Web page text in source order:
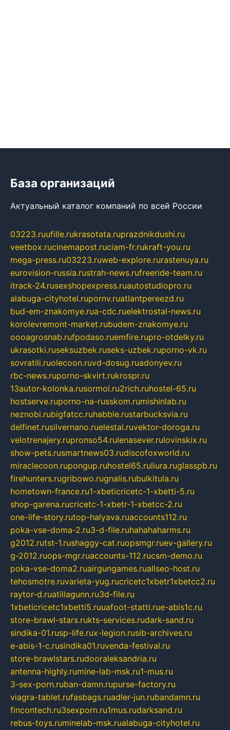
База организаций
Актуальный каталог компаний по всей России
03223.ruufille.rukrasotata.ruprazdnikdushi.ru
veetbox.rucinemapost.ruciam-fr.rukraft-you.ru
mega-press.ru03223.ruweb-explore.rurastenuya.ru
eurovision-russia.rustrah-news.rufreeride-team.ru
itrack-24.rusexshopexpress.ruautostudiopro.ru
alabuga-cityhotel.rupornv.ruatlantpereezd.ru
bud-em-znakomye.rua-cdc.ruelektrostal-news.ru
korolevremont-market.rubudem-znakomye.ru
oooagrosnab.rufpodaso.ruemfire.rupro-otdelky.ru
ukrasotki.ruseksuzbek.ruseks-uzbek.ruporno-vk.ru
sovratili.ruolecoon.ruvd-dosug.ruadonyev.ru
rbc-news.ruporno-skvirt.rukrospr.ru
13autor-kolonka.rusormol.ru2rich.ruhostel-65.ru
hostserve.ruporno-na-russkom.rumishinlab.ru
neznobi.rubigfatcc.ruhabble.rustarbucksvia.ru
delfinet.rusilvernano.ruelestal.ruvektor-doroga.ru
velotrenajery.rupronso54.rulenasever.rulovinskix.ru
show-pets.rusmartnews03.rudiscofoxworld.ru
miraclecoon.rupongup.ruhostel65.ruliura.ruglasspb.ru
firehunters.rugribowo.rugnalis.rubulkitula.ru
hometown-france.ru1-xbeticricetc-1-xbetti-5.ru
shop-garena.rucricetc-1-xbetr-1-xbetcc-2.ru
one-life-story.rutop-halyava.ruaccounts112.ru
poka-vse-doma-2.ru3-d-file.ruhahahaharms.ru
g2012.rutst-1.rushaggy-cat.ruopsmgr.ruev-gallery.ru
g-2012.ruops-mgr.ruaccounts-112.rucsm-demo.ru
poka-vse-doma2.ruairgungames.ruallseo-host.ru
tehosmotre.ruvarieta-yug.rucricetc1xbetr1xbetcc2.ru
raytor-d.ruatillagunn.ru3d-file.ru
1xbeticricetc1xbetti5.ruuafoot-statti.rue-abis1c.ru
store-brawl-stars.rukts-services.rudark-sand.ru
sindika-01.rusp-life.rux-legion.rusib-archives.ru
e-abis-1-c.rusindika01.ruvenda-festival.ru
store-brawlstars.rudooraleksandria.ru
antenna-highly.rumine-lab-msk.ru1-mus.ru
3-sex-porn.ruban-damn.rupurse-factory.ru
viagra-tablet.rufasbags.ruadler-jun.rubandamn.ru
fincontech.ru3sexporn.ru1mus.rudarksand.ru
rebus-toys.ruminelab-msk.rualabuga-cityhotel.ru